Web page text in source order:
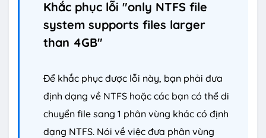
Khắc phục lỗi "only NTFS file
system supports files larger
than 4GB"
Để khắc phục được lỗi này, bạn phải đưa
định dạng về NTFS hoặc các bạn có thể di
chuyển file sang 1 phân vùng khác có định
dạng NTFS. Nói về việc đưa phân vùng